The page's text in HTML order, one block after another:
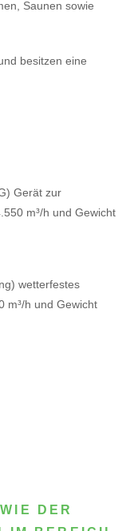
Saunen sowie
besitzen eine
Gerät zur
m³/h und Gewicht
wetterfestes
m³/h und Gewicht
DER